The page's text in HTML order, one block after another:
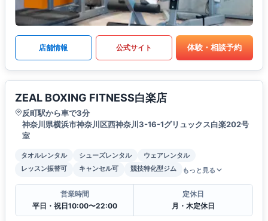
店舗情報 公式サイト 体験・相談予約
ZEAL BOXING FITNESS白楽店
反町駅から車で3分
神奈川県横浜市神奈川区西神奈川3-16-1グリュックス白楽202号
室
タオルレンタル シューズレンタル
ウェアレンタル
レッスン振替可
キャンセル可 競技特化型ジム もっと見る
営業時間
平日・祝日10:00〜22:00
定休日
月・木定休日